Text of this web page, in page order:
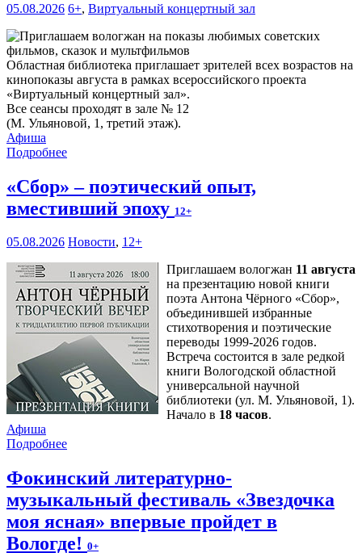
05.08.2026 6+, Виртуальный концертный зал
Областная библиотека приглашает зрителей всех возрастов на
кинопоказы августа в рамках всероссийского проекта
«Виртуальный концертный зал».
Все сеансы проходят в зале № 12
(М. Ульяновой, 1, третий этаж).
Афиша
Подробнее
«Сбор» – поэтический опыт,
вместивший эпоху 12+
05.08.2026 Новости, 12+
Приглашаем вологжан 11 августа
на презентацию новой книги
поэта Антона Чёрного «Сбор»,
объединившей избранные
стихотворения и поэтические
переводы 1999-2026 годов.
Встреча состоится в зале редкой
книги Вологодской областной
универсальной научной
библиотеки (ул. М. Ульяновой, 1).
Начало в 18 часов.
Афиша
Подробнее
Фокинский литературно-
музыкальный фестиваль «Звездочка
моя ясная» впервые пройдет в
Вологде! 0+